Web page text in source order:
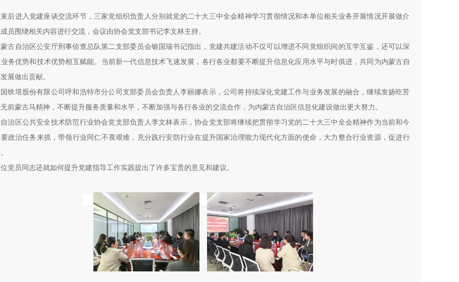
后进入党建座谈交流环节，三家党组织负责人分别就党的二十大三中全会精神学习贯彻情况和本单位相关业务开展情况开展做介
员围绕相关内容进行交流，会议由协会党支部书记李文林主持。
古自治区公安厅刑事侦查总队第二支部委员会银国瑞书记指出，党建共建活动不仅可以增进不同党组织间的互学互鉴，还可以深
务优势和技术优势相互赋能。当前新一代信息技术飞速发展，各行各业都要不断提升信息化应用水平与时俱进，共同为内蒙古自
展做出贡献。
铁塔股份有限公司呼和浩特市分公司支部委员会负责人李丽娜表示，公司将持续深化党建工作与业务发展的融合，继续发扬吃苦
前蒙古马精神，不断提升服务质量和水平，不断加强与各行各业的交流合作，为内蒙古自治区信息化建设做出更大努力。
治区公共安全技术防范行业协会党支部负责人李文林表示，协会党支部将继续把贯彻学习党的二十大三中全会精神作为当前和今
政治任务来抓，带领行业同仁不畏艰难，充分践行安防行业在提升国家治理能力现代化方面的使命，大力整合行业资源，促进行
党员同志还就如何提升党建指导工作实践提出了许多宝贵的意见和建议。